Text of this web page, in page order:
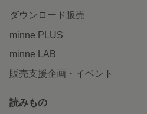
ダウンロード販売
minne PLUS
minne LAB
販売支援企画・イベント
読みもの